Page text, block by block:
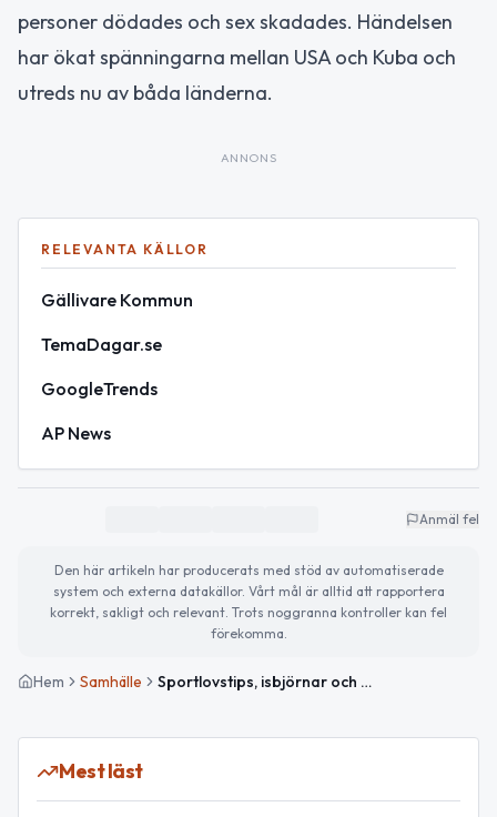
personer dödades och sex skadades. Händelsen
har ökat spänningarna mellan USA och Kuba och
utreds nu av båda länderna.
ANNONS
RELEVANTA KÄLLOR
Gällivare Kommun
TemaDagar.se
GoogleTrends
AP News
Anmäl fel
Den här artikeln har producerats med stöd av automatiserade
system och externa datakällor. Vårt mål är alltid att rapportera
korrekt, sakligt och relevant. Trots noggranna kontroller kan fel
förekomma.
Hem Samhälle Sportlovstips, isbjörnar och aktuella händelser
Mest läst